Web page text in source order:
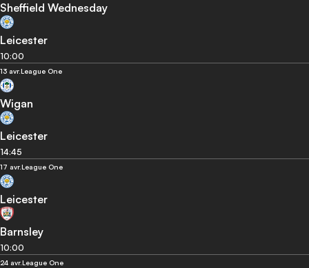
Sheffield Wednesday
Leicester
10:00
13 avr.League One
Wigan
Leicester
14:45
17 avr.League One
Leicester
Barnsley
10:00
24 avr.League One